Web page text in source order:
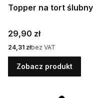
Topper na tort
Cena
29,90 zł
Cena
24,31 złbez VAT
Zobacz produkt